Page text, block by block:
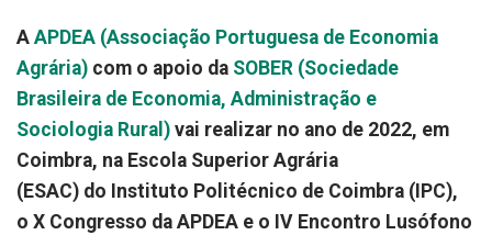
A APDEA (Associação Portuguesa de Economia
Agrária) com o apoio da SOBER (Sociedade
Brasileira de Economia, Administração e
Sociologia Rural) vai realizar no ano de 2022, em
Coimbra, na Escola Superior Agrária
(ESAC) do Instituto Politécnico de Coimbra (IPC),
o X Congresso da APDEA e o IV Encontro Lusófono